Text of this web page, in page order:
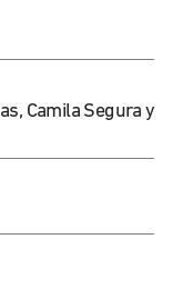
Camila Segura y